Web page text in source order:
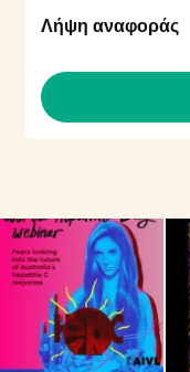
Λήψη αναφοράς